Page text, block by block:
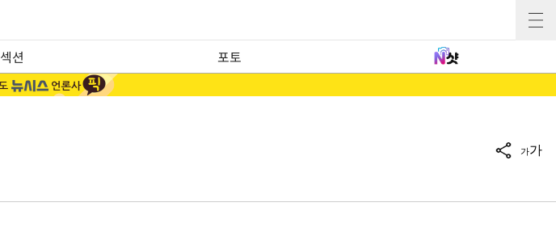
섹션 포토
가가